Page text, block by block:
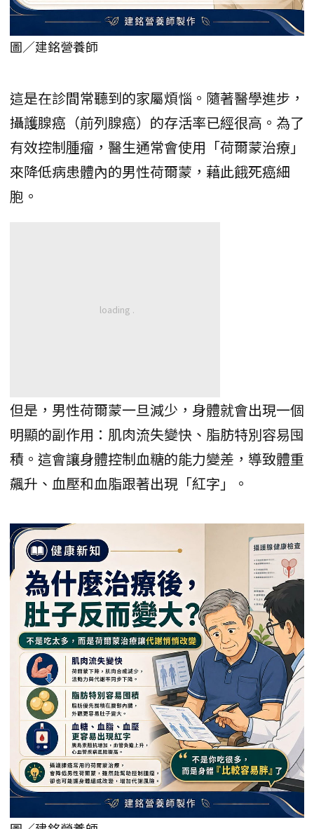
圖／建銘營養師
這是在診間常聽到的家屬煩惱。隨著醫學進步，
攝護腺癌（前列腺癌）的存活率已經很高。為了
有效控制腫瘤，醫生通常會使用「荷爾蒙治療」
來降低病患體內的男性荷爾蒙，藉此餓死癌細
胞。
但是，男性荷爾蒙一旦減少，身體就會出現一個
明顯的副作用：肌肉流失變快、脂肪特別容易囤
積。這會讓身體控制血糖的能力變差，導致體重
飆升、血壓和血脂跟著出現「紅字」。